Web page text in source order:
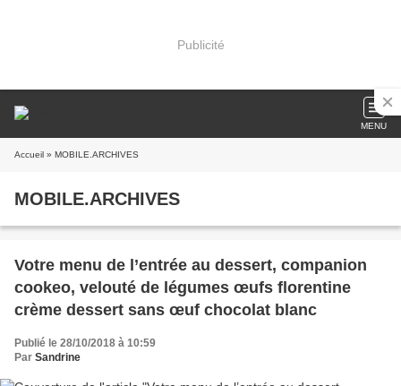
Publicité
MENU
Accueil » MOBILE.ARCHIVES
MOBILE.ARCHIVES
Votre menu de l’entrée au dessert, companion
cookeo, velouté de légumes œufs florentine
crème dessert sans œuf chocolat blanc
Publié le 28/10/2018 à 10:59
Par Sandrine